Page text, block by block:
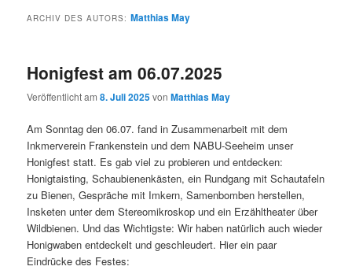
ARCHIV DES AUTORS: Matthias May
Honigfest am 06.07.2025
Veröffentlicht am8. Juli 2025vonMatthias May
Am Sonntag den 06.07. fand in Zusammenarbeit mit dem
Inkmerverein Frankenstein und dem NABU-Seeheim unser
Honigfest statt. Es gab viel zu probieren und entdecken:
Honigtaisting, Schaubienenkästen, ein Rundgang mit Schautafeln
zu Bienen, Gespräche mit Imkern, Samenbomben herstellen,
Insketen unter dem Stereomikroskop und ein Erzähltheater über
Wildbienen. Und das Wichtigste: Wir haben natürlich auch wieder
Honigwaben entdeckelt und geschleudert. Hier ein paar
Eindrücke des Festes: